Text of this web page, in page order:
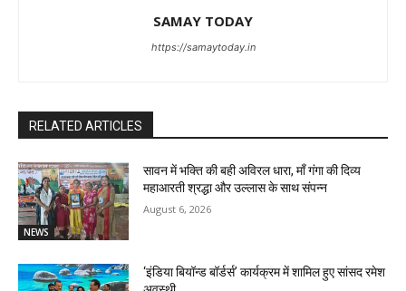
SAMAY TODAY
https://samaytoday.in
RELATED ARTICLES
NEWS
सावन में भक्ति की बही अविरल धारा, माँ गंगा की दिव्य
महाआरती श्रद्धा और उल्लास के साथ संपन्न
August 6, 2026
‘इंडिया बियॉन्ड बॉर्डर्स’ कार्यक्रम में शामिल हुए सांसद रमेश